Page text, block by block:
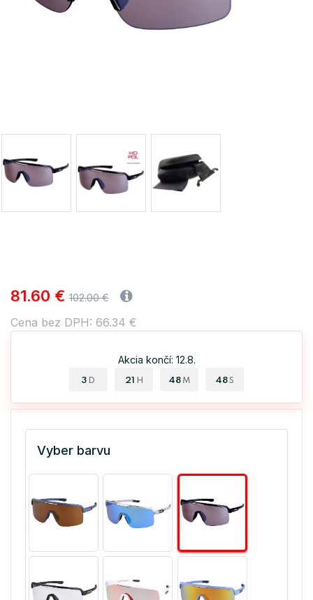
81.60 € 102.00 €
Cena bez DPH: 66.34 €
Akcia končí: 12.8.
3 D 21 H 48 M 47 S
Vyber barvu